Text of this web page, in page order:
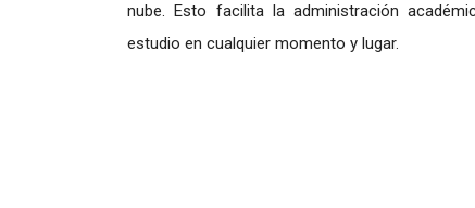
nube. Esto facilita la administración
estudio en cualquier momento y lugar.